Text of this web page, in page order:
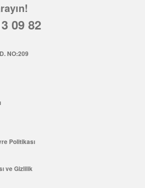
09 82
NO:209
Politikası
ve Gizlilik